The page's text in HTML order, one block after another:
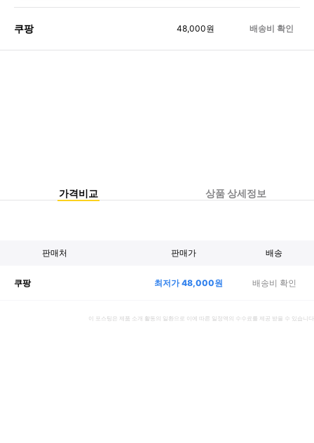
쿠팡 48,000원 배송비 확인
가격비교 상품 상세정보
판매처 판매가 배송
쿠팡 최저가48,000원 배송비 확인
이 포스팅은 제품 소개 활동의 일환으로 이에 따른 일정액의 수수료를 제공 받을 수 있습니다